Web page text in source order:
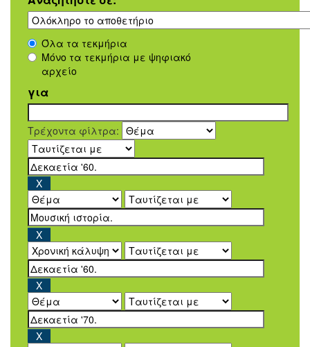
Όλα τα τεκμήρια
Μόνο τα τεκμήρια με ψηφιακό
αρχείο
για
Τρέχοντα φίλτρα: